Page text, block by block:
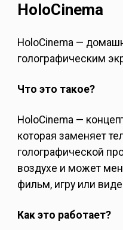
HoloCinema
HoloCinema —
голографическим
Что это такое?
HoloCinema —
которая заменяет
голографической
воздухе и может
фильм, игру или
Как это работает?